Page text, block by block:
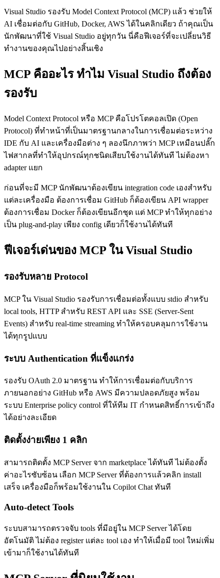
Visual Studio รองรับ Model Context Protocol (MCP) แล้ว ช่วยให้
AI เชื่อมต่อกับ GitHub, Docker, AWS ได้ในคลิกเดียว ถ้าคุณเป็น
นักพัฒนาที่ใช้ Visual Studio อยู่ทุกวัน นี่คือฟีเจอร์ที่จะเปลี่ยนวิธี
ทำงานของคุณไปอย่างสิ้นเชิง
MCP คืออะไร ทำไม Visual Studio ถึงต้อง
รองรับ
Model Context Protocol หรือ MCP คือโปรโตคอลเปิด (Open
Protocol) ที่ทำหน้าที่เป็นมาตรฐานกลางในการเชื่อมต่อระหว่าง
IDE กับ AI และเครื่องมือต่าง ๆ ลองนึกภาพว่า MCP เหมือนปลั๊ก
ไฟสากลที่ทำให้อุปกรณ์ทุกชนิดเสียบใช้งานได้ทันที ไม่ต้องหา
adapter แยก
ก่อนที่จะมี MCP นักพัฒนาต้องเขียน integration code เองสำหรับ
แต่ละเครื่องมือ ต้องการเชื่อม GitHub ก็ต้องเขียน API wrapper
ต้องการเชื่อม Docker ก็ต้องเขียนอีกชุด แต่ MCP ทำให้ทุกอย่าง
เป็น plug-and-play เพียง config เดียวก็ใช้งานได้ทันที
ฟีเจอร์เด่นของ MCP ใน Visual Studio
รองรับหลาย Protocol
MCP ใน Visual Studio รองรับการเชื่อมต่อทั้งแบบ stdio สำหรับ
local tools, HTTP สำหรับ REST API และ SSE (Server-Sent
Events) สำหรับ real-time streaming ทำให้ครอบคลุมการใช้งาน
ได้ทุกรูปแบบ
ระบบ Authentication ที่แข็งแกร่ง
รองรับ OAuth 2.0 มาตรฐาน ทำให้การเชื่อมต่อกับบริการ
ภายนอกอย่าง GitHub หรือ AWS มีความปลอดภัยสูง พร้อม
ระบบ Enterprise policy control ที่ให้ทีม IT กำหนดสิทธิ์การเข้าถึง
ได้อย่างละเอียด
ติดตั้งง่ายเพียง 1 คลิก
สามารถติดตั้ง MCP Server จาก marketplace ได้ทันที ไม่ต้องตั้ง
ค่าอะไรซับซ้อน เลือก MCP Server ที่ต้องการแล้วคลิก install
เสร็จ เครื่องมือก็พร้อมใช้งานใน Copilot Chat ทันที
Auto-detect Tools
ระบบสามารถตรวจจับ tools ที่มีอยู่ใน MCP Server ได้โดย
อัตโนมัติ ไม่ต้อง register แต่ละ tool เอง ทำให้เมื่อมี tool ใหม่เพิ่ม
เข้ามาก็ใช้งานได้ทันที